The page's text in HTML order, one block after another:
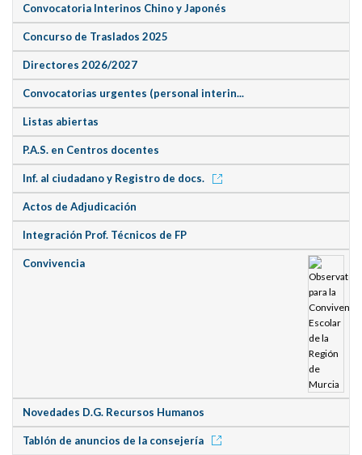
Convocatoria Interinos Chino y Japonés
Concurso de Traslados 2025
Directores 2026/2027
Convocatorias urgentes (personal interin...
Listas abiertas
P.A.S. en Centros docentes
Inf. al ciudadano y Registro de docs.
Actos de Adjudicación
Integración Prof. Técnicos de FP
Convivencia
Novedades D.G. Recursos Humanos
Tablón de anuncios de la consejería